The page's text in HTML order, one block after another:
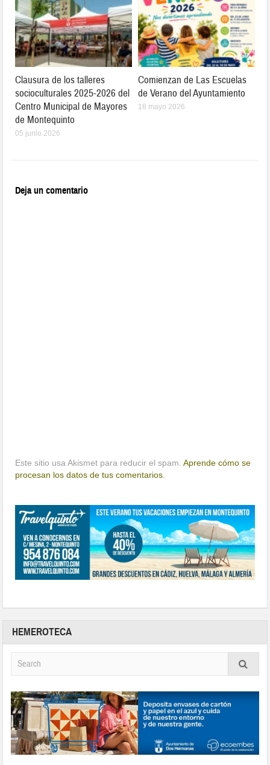
Clausura de los talleres
socioculturales 2025-2026 del
Centro Municipal de Mayores
de Montequinto
05 junio 2026
Comienzan de Las Escuelas
de Verano del Ayuntamiento
18 mayo 2026
Deja un comentario
Este sitio usa Akismet para reducir el spam.Aprende cómo se
procesan los datos de tus comentarios.
HEMEROTECA